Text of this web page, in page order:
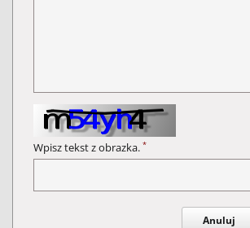
Wpisz tekst z obrazka. *
Anuluj